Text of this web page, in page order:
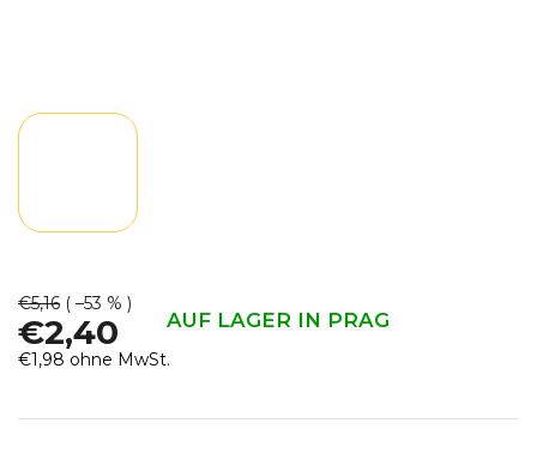
€5,16 ( –53 % )
€2,40 AUF LAGER IN PRAG
€1,98 ohne MwSt.